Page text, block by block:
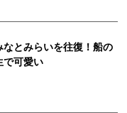
とみらいを往復！船の
で可愛い